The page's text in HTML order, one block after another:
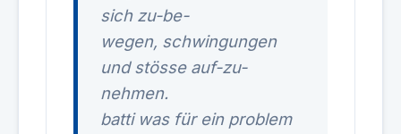
sich zu-be-
wegen, schwingungen
und stösse auf-zu-
nehmen.
batti was für ein problem